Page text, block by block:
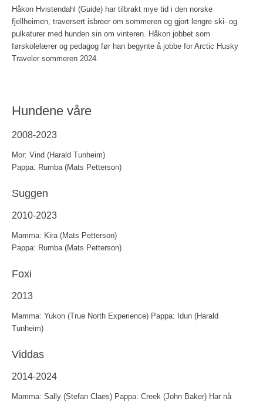
Håkon Hvistendahl (Guide) har tilbrakt mye tid i den norske
fjellheimen, traversert isbreer om sommeren og gjort lengre ski- og
pulkaturer med hunden sin om vinteren. Håkon jobbet som
førskolelærer og pedagog før han begynte å jobbe for Arctic Husky
Traveler sommeren 2024.
Hundene våre
2008-2023
Mor: Vind (Harald Tunheim)
Pappa: Rumba (Mats Petterson)
Suggen
2010-2023
Mamma: Kira (Mats Petterson)
Pappa: Rumba (Mats Petterson)
Foxi
2013
Mamma: Yukon (True North Experience) Pappa: Idun (Harald
Tunheim)
Viddas
2014-2024
Mamma: Sally (Stefan Claes) Pappa: Creek (John Baker) Har nå